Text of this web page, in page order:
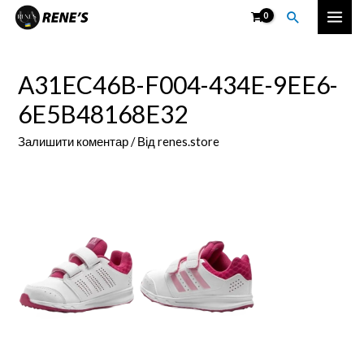
Перейти
Пошук
Main
A31EC46B-F004-434E-9EE6-
6E5B48168E32
Залишити коментар / Відrenes.store